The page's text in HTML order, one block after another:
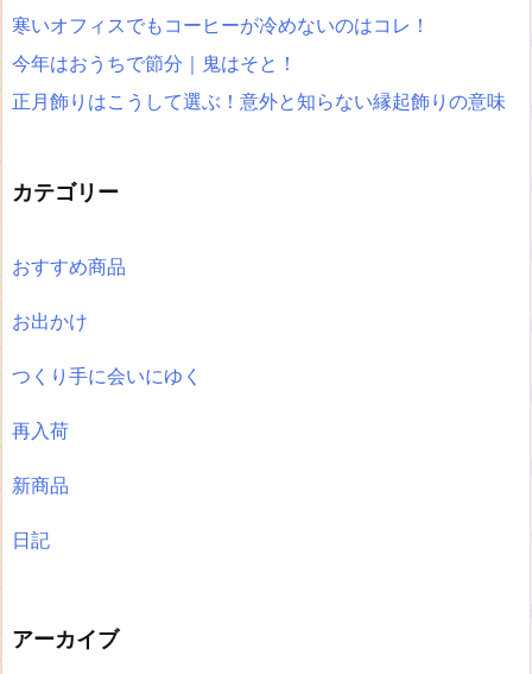
寒いオフィスでもコーヒーが冷めないのはコレ！
今年はおうちで節分｜鬼はそと！
正月飾りはこうして選ぶ！意外と知らない縁起飾りの意味
カテゴリー
おすすめ商品
お出かけ
つくり手に会いにゆく
再入荷
新商品
日記
アーカイブ